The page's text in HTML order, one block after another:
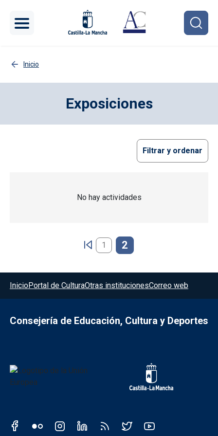
Inicio
Exposiciones
Filtrar y ordenar
No hay actividades
1 2
Menú del pie
InicioPortal de CulturaOtras institucionesCorreo web
Consejería de Educación, Cultura y Deportes
Redes sociales JCCM